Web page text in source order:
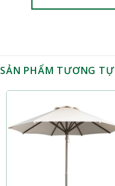
SẢN PHẨM TƯƠNG TỰ